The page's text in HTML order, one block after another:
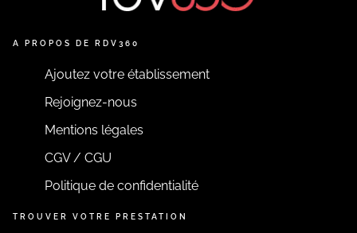
A PROPOS DE RDV360
Ajoutez votre établissement
Rejoignez-nous
Mentions légales
CGV / CGU
Politique de confidentialité
TROUVER VOTRE PRESTATION